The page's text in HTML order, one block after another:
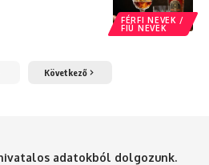
FÉRFI NEVEK /
FIÚ NEVEK
Következő
adatokból dolgozunk.